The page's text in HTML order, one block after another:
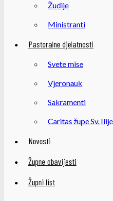
Žudije
Ministranti
Pastoralne djelatnosti
Svete mise
Vjeronauk
Sakramenti
Caritas župe Sv. Ilije
Novosti
Župne obavijesti
Župni list